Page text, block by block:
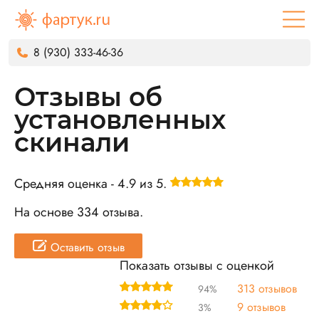
8 (930) 333-46-36
Отзывы об
установленных
скинали
Средняя оценка -4.9 из5.
На основе 334 отзыва.
Оставить отзыв
Показать отзывы с оценкой
94% 313 отзывов
3% 9 отзывов